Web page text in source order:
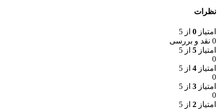
نظرات
امتیاز 0 از 5
0 نقد و بررسی
امتیاز 5 از 5
0
امتیاز 4 از 5
0
امتیاز 3 از 5
0
امتیاز 2 از 5